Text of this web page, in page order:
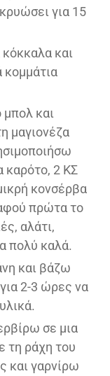
για 15
και
και
μαγιονέζα
καρότο, 2 ΚΣ
κονσέρβα
πρώτα το
αλάτι,
πολύ καλά.
και βάζω
2-3 ώρες να
σε μια
τη ράχη του
και γαρνίρω